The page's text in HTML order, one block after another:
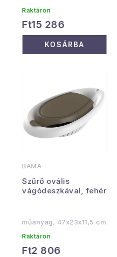
Raktáron
Ft15 286
KOSÁRBA
BAMA
Szűrő ovális
vágódeszkával, fehér
műanyag, 47x23x11,5 cm
Raktáron
Ft2 806